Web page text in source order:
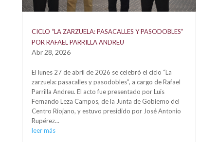
CICLO “LA ZARZUELA: PASACALLES Y PASODOBLES”
POR RAFAEL PARRILLA ANDREU
Abr 28, 2026
El lunes 27 de abril de 2026 se celebró el ciclo “La
zarzuela: pasacalles y pasodobles”, a cargo de Rafael
Parrilla Andreu. El acto fue presentado por Luis
Fernando Leza Campos, de la Junta de Gobierno del
Centro Riojano, y estuvo presidido por José Antonio
Rupérez...
leer más